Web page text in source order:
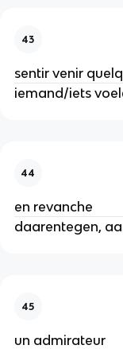
43
sentir venir
iemand/iets
44
en revanche
daarentegen,
45
un admirateur